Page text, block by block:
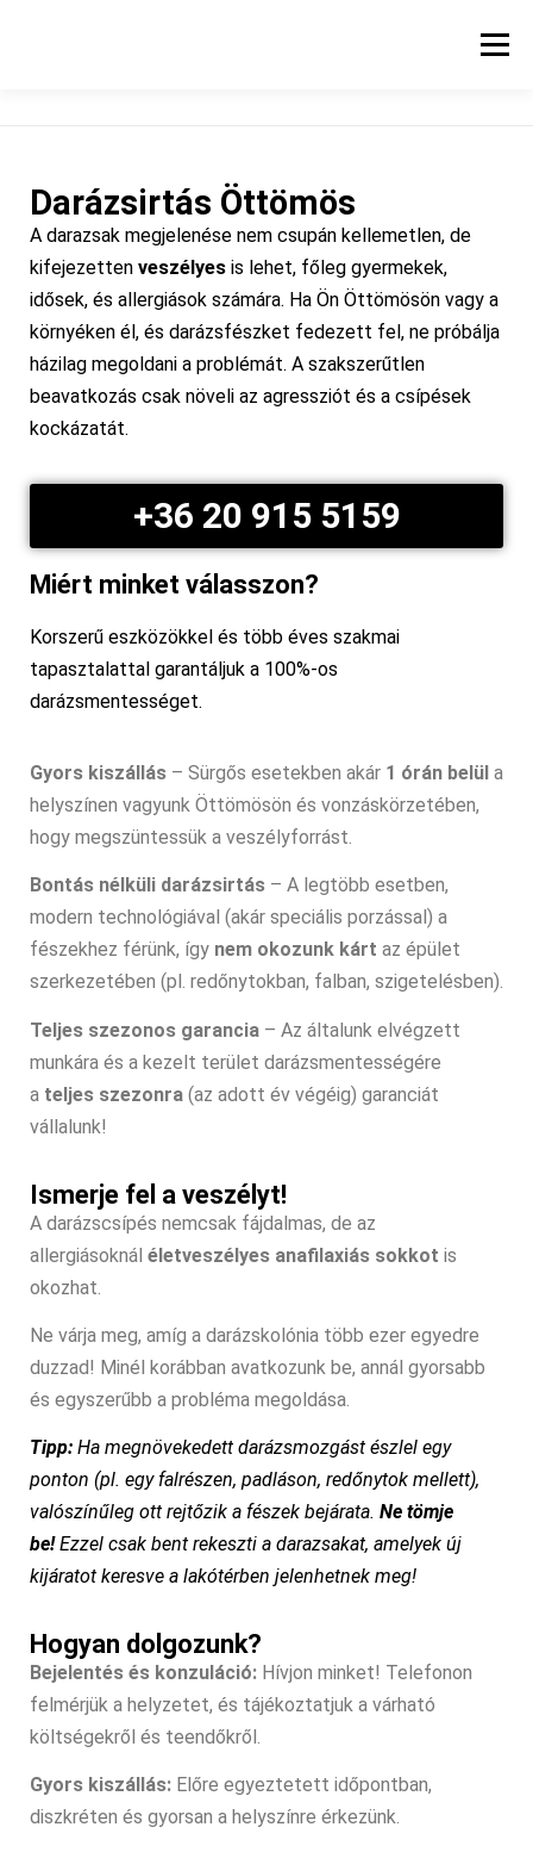
Menü
Darázsirtás Öttömös
A darazsak megjelenése nem csupán kellemetlen, de
kifejezetten veszélyes is lehet, főleg gyermekek,
idősek, és allergiások számára. Ha Ön Öttömösön vagy a
környéken él, és darázsfészket fedezett fel, ne próbálja
házilag megoldani a problémát. A szakszerűtlen
beavatkozás csak növeli az agressziót és a csípések
kockázatát.
+36 20 915 5159
Miért minket válasszon?
Korszerű eszközökkel és több éves szakmai
tapasztalattal garantáljuk a 100%-os
darázsmentességet.
Gyors kiszállás – Sürgős esetekben akár 1 órán belül a
helyszínen vagyunk Öttömösön és vonzáskörzetében,
hogy megszüntessük a veszélyforrást.
Bontás nélküli darázsirtás – A legtöbb esetben,
modern technológiával (akár speciális porzással) a
fészekhez férünk, így nem okozunk kárt az épület
szerkezetében (pl. redőnytokban, falban, szigetelésben).
Teljes szezonos garancia – Az általunk elvégzett
munkára és a kezelt terület darázsmentességére
a teljes szezonra (az adott év végéig) garanciát
vállalunk!
Ismerje fel a veszélyt!
A darázscsípés nemcsak fájdalmas, de az
allergiásoknál életveszélyes anafilaxiás sokkot is
okozhat.
Ne várja meg, amíg a darázskolónia több ezer egyedre
duzzad! Minél korábban avatkozunk be, annál gyorsabb
és egyszerűbb a probléma megoldása.
Tipp: Ha megnövekedett darázsmozgást észlel egy
ponton (pl. egy falrészen, padláson, redőnytok mellett),
valószínűleg ott rejtőzik a fészek bejárata. Ne tömje
be!Ezzel csak bent rekeszti a darazsakat, amelyek új
kijáratot keresve a lakótérben jelenhetnek meg!
Hogyan dolgozunk?
Bejelentés és konzuláció: Hívjon minket! Telefonon
felmérjük a helyzetet, és tájékoztatjuk a várható
költségekről és teendőkről.
Gyors kiszállás: Előre egyeztetett időpontban,
diszkréten és gyorsan a helyszínre érkezünk.